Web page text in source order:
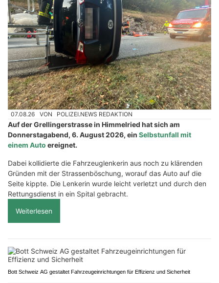
07.08.26 VON POLIZEI.NEWS REDAKTION
Auf der Grellingerstrasse in Himmelried hat sich am
Donnerstagabend, 6. August 2026, ein Selbstunfall mit
einem Auto ereignet.
Dabei kollidierte die Fahrzeuglenkerin aus noch zu klärenden
Gründen mit der Strassenböschung, worauf das Auto auf die
Seite kippte. Die Lenkerin wurde leicht verletzt und durch den
Rettungsdienst in ein Spital gebracht.
Weiterlesen
Bott Schweiz AG gestaltet Fahrzeugeinrichtungen für Effizienz und Sicherheit